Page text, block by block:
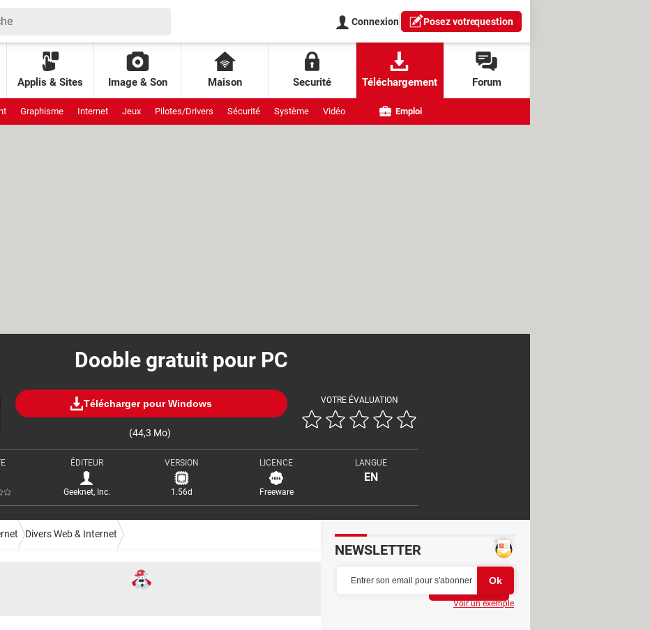
Connexion Posez votrequestion
Applis & Sites Image & Son Maison Securité Téléchargement Forum
Graphisme Internet Jeux Pilotes/Drivers Sécurité Système Vidéo Emploi
Dooble gratuit pour PC
Télécharger pour Windows
(44,3 Mo)
VOTRE ÉVALUATION
ÉDITEUR
Geeknet, Inc.
VERSION
1.56d
LICENCE
Freeware
LANGUE
EN
Divers Web & Internet
NEWSLETTER
Voir un exemple